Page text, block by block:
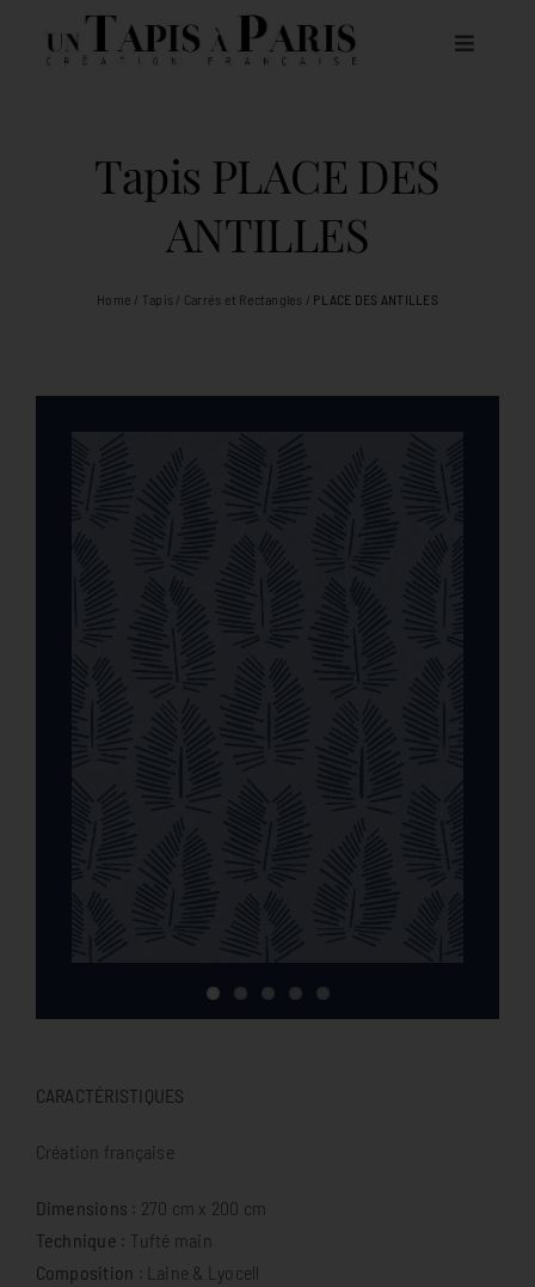
Toggle
NOS COLLECTIONS DE TAPIS
Tapis PLACE DES
ANTILLES
Home / Tapis / Carrés et Rectangles / PLACE DES ANTILLES
CARACTÉRISTIQUES
Création française
Dimensions : 270 cm x 200 cm
Technique : Tufté main
Composition : Laine & Lyocell